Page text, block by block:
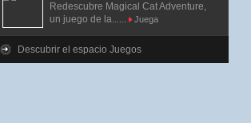
Redescubre Magical Cat Adventure,
un juego de la......
Juega
Descubrir el espacio Juegos